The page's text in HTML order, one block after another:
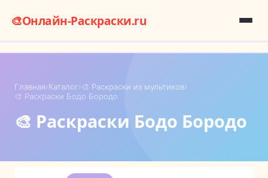
🎨Онлайн-Раскраски.ru
Главная›Каталог›🎨 Раскраски из мультиков›
🎨 Раскраски Бодо Бородо
🎨 Раскраски Бодо Бородо